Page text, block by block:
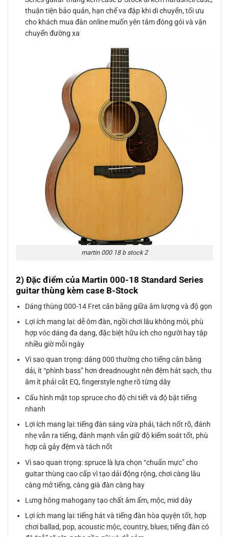
thuận tiện bảo quản, hạn chế va đập khi di chuyển, tối ưu
cho khách mua đàn online muốn yên tâm đóng gói và vận
chuyển đường xa
martin 000 18 b stock 2
2) Đặc điểm của Martin 000-18 Standard Series
guitar thùng kèm case B-Stock
Dáng thùng 000-14 Fret cân bằng giữa âm lượng và độ gọn
Lợi ích mang lại: dễ ôm đàn, ngồi chơi lâu không mỏi, phù
hợp vóc dáng đa dạng, đặc biệt hữu ích cho người hay tập
nhiều giờ mỗi ngày
Vì sao quan trọng: dáng 000 thường cho tiếng cân bằng
dải, ít “phình bass” hơn dreadnought nên đệm hát sạch, thu
âm ít phải cắt EQ, fingerstyle nghe rõ từng dây
Cấu hình mặt top spruce cho độ chi tiết và độ bật tiếng
nhanh
Lợi ích mang lại: tiếng đàn sáng vừa phải, tách nốt rõ, đánh
nhẹ vẫn ra tiếng, đánh mạnh vẫn giữ độ kiểm soát tốt, phù
hợp cả gảy đệm và tách nốt
Vì sao quan trọng: spruce là lựa chọn “chuẩn mực” cho
guitar thùng cao cấp vì tạo dải động rộng, chơi càng lâu
càng mở tiếng, càng già đàn càng hay
Lưng hông mahogany tạo chất âm ấm, mộc, mid dày
Lợi ích mang lại: tiếng hát và tiếng đàn hòa quyện tốt, hợp
chơi ballad, pop, acoustic mộc, country, blues; tiếng đàn có